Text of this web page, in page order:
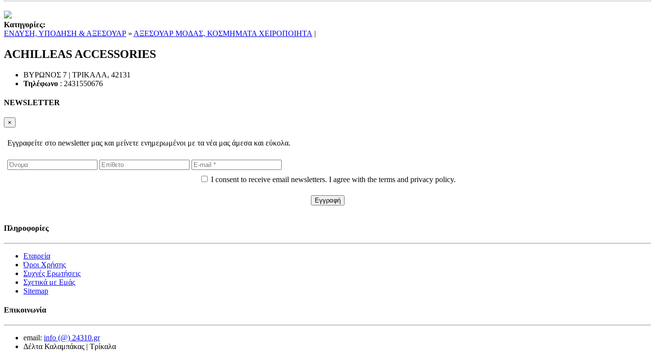
Κατηγορίες:
ΕΝΔΥΣΗ, ΥΠΟΔΗΣΗ & ΑΞΕΣΟΥΑΡ » ΑΞΕΣΟΥΑΡ ΜΟΔΑΣ, ΚΟΣΜΗΜΑΤΑ ΧΕΙΡΟΠΟΙΗΤΑ |
ACHILLEAS ACCESSORIES
ΒΥΡΩΝΟΣ 7 | ΤΡΙΚΑΛΑ, 42131
Τηλέφωνο : 2431550676
NEWSLETTER
×
Εγγραφείτε στο newsletter μας και μείνετε ενημερωμένοι με τα νέα μας άμεσα και εύκολα.
I consent to receive email newsletters. I agree with the terms and privacy policy.
Πληροφορίες
Εταιρεία
Όροι Χρήσης
Συχνές Ερωτήσεις
Σχετικά με Εμάς
Sitemap
Επικοινωνία
email: info (@) 24310.gr
Δέλτα Καλαμπάκας | Τρίκαλα